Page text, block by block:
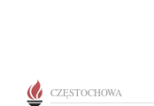
CZĘSTOCHOWA